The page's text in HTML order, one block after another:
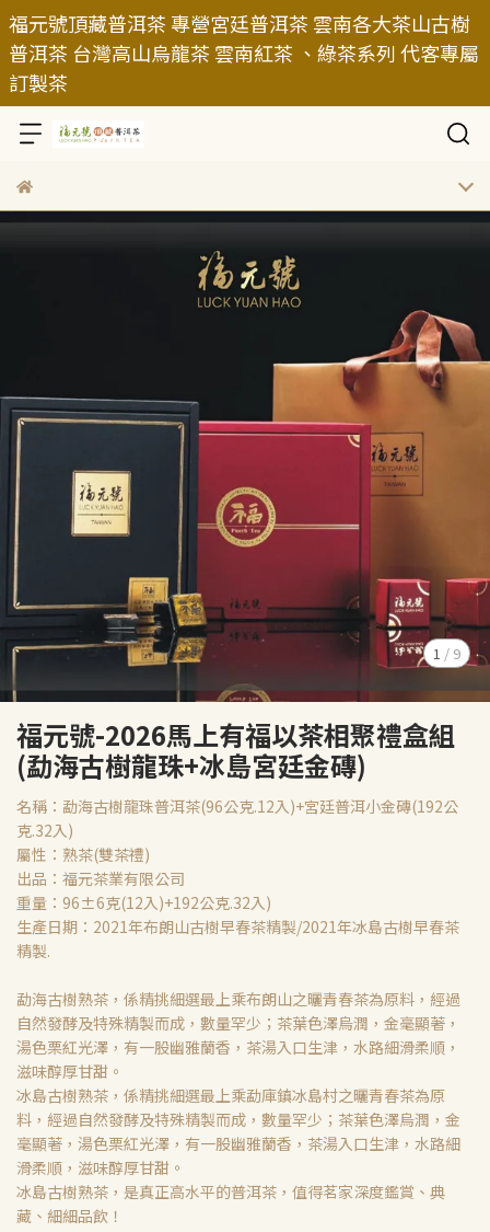
福元號頂藏普洱茶 專營宮廷普洱茶 雲南各大茶山古樹
普洱茶 台灣高山烏龍茶 雲南紅茶 、綠茶系列 代客專屬
訂製茶
1 / 9
福元號-2026馬上有福以茶相聚禮盒組
(勐海古樹龍珠+冰島宮廷金磚)
名稱：勐海古樹龍珠普洱茶(96公克.12入)+宮廷普洱小金磚(192公
克.32入)
屬性：熟茶(雙茶禮)
出品：福元茶業有限公司
重量：96±6克(12入)+192公克.32入)
生產日期：2021年布朗山古樹早春茶精製/2021年冰島古樹早春茶
精製.
勐海古樹熟茶，係精挑細選最上乘布朗山之曬青春茶為原料，經過
自然發酵及特殊精製而成，數量罕少；茶葉色澤烏潤，金毫顯著，
湯色栗紅光澤，有一股幽雅蘭香，茶湯入口生津，水路細滑柔順，
滋味醇厚甘甜。
冰島古樹熟茶，係精挑細選最上乘勐庫鎮冰島村之曬青春茶為原
料，經過自然發酵及特殊精製而成，數量罕少；茶葉色澤烏潤，金
毫顯著，湯色栗紅光澤，有一股幽雅蘭香，茶湯入口生津，水路細
滑柔順，滋味醇厚甘甜。
冰島古樹熟茶，是真正高水平的普洱茶，值得茗家深度鑑賞、典
藏、細細品飲！